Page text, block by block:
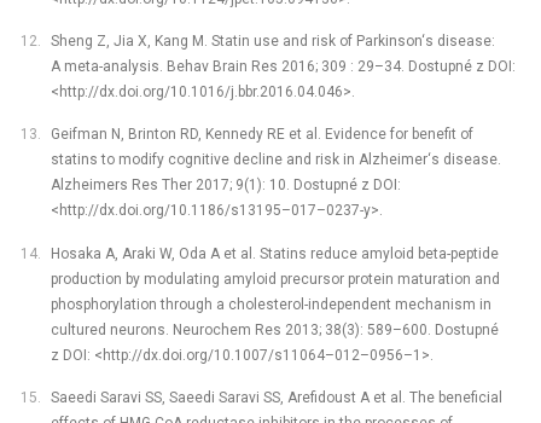
Sheng Z, Jia X, Kang M. Statin use and risk of Parkinson‘s disease:
A meta-analysis. Behav Brain Res 2016; 309 : 29–34. Dostupné z DOI:
<http://dx.doi.org/10.1016/j.bbr.2016.04.046>.
Geifman N, Brinton RD, Kennedy RE et al. Evidence for benefit of
statins to modify cognitive decline and risk in Alzheimer‘s disease.
Alzheimers Res Ther 2017; 9(1): 10. Dostupné z DOI:
<http://dx.doi.org/10.1186/s13195–017–0237-y>.
Hosaka A, Araki W, Oda A et al. Statins reduce amyloid beta-peptide
production by modulating amyloid precursor protein maturation and
phosphorylation through a cholesterol-independent mechanism in
cultured neurons. Neurochem Res 2013; 38(3): 589–600. Dostupné
z DOI: <http://dx.doi.org/10.1007/s11064–012–0956–1>.
Saeedi Saravi SS, Saeedi Saravi SS, Arefidoust A et al. The beneficial